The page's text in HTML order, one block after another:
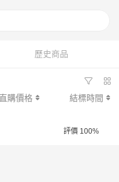
歷史商品
直購價格 結標時間
評價 100%